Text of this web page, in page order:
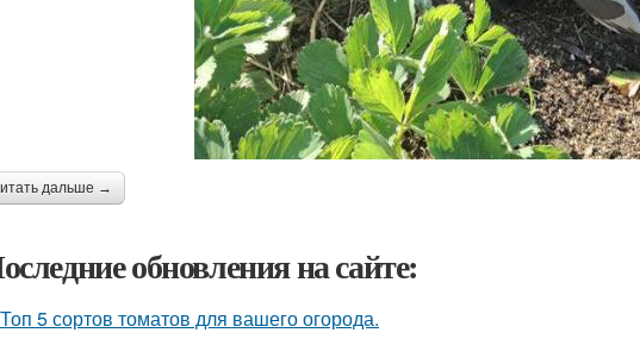
дальше →
обновления на сайте:
Топ 5 сортов томатов для вашего огорода.